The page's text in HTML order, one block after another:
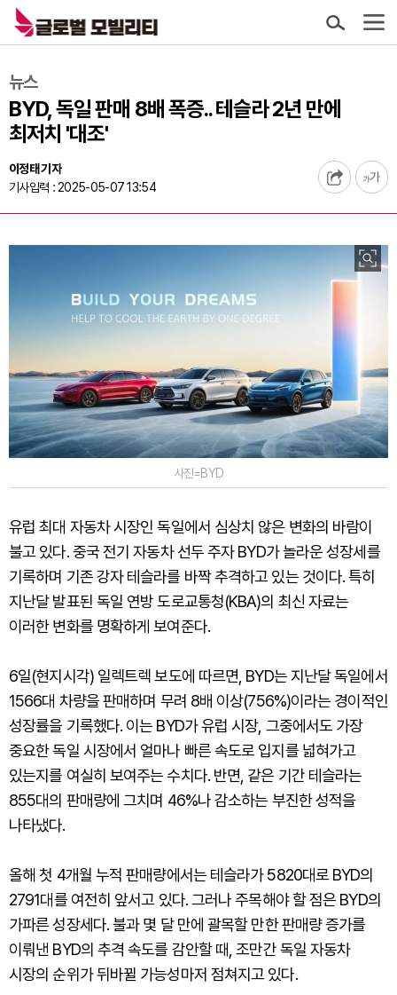
뉴스
BYD, 독일 판매 8배 폭증.. 테슬라 2년 만에
최저치 '대조'
이정태 기자
기사입력 : 2025-05-07 13:54
사진=BYD
유럽 최대 자동차 시장인 독일에서 심상치 않은 변화의 바람이
불고 있다. 중국 전기 자동차 선두 주자 BYD가 놀라운 성장세를
기록하며 기존 강자 테슬라를 바짝 추격하고 있는 것이다. 특히
지난달 발표된 독일 연방 도로교통청(KBA)의 최신 자료는
이러한 변화를 명확하게 보여준다.
6일(현지시각) 일렉트렉 보도에 따르면, BYD는 지난달 독일에서
1566대 차량을 판매하며 무려 8배 이상(756%)이라는 경이적인
성장률을 기록했다. 이는 BYD가 유럽 시장, 그중에서도 가장
중요한 독일 시장에서 얼마나 빠른 속도로 입지를 넓혀가고
있는지를 여실히 보여주는 수치다. 반면, 같은 기간 테슬라는
855대의 판매량에 그치며 46%나 감소하는 부진한 성적을
나타냈다.
올해 첫 4개월 누적 판매량에서는 테슬라가 5820대로 BYD의
2791대를 여전히 앞서고 있다. 그러나 주목해야 할 점은 BYD의
가파른 성장세다. 불과 몇 달 만에 괄목할 만한 판매량 증가를
이뤄낸 BYD의 추격 속도를 감안할 때, 조만간 독일 자동차
시장의 순위가 뒤바뀔 가능성마저 점쳐지고 있다.